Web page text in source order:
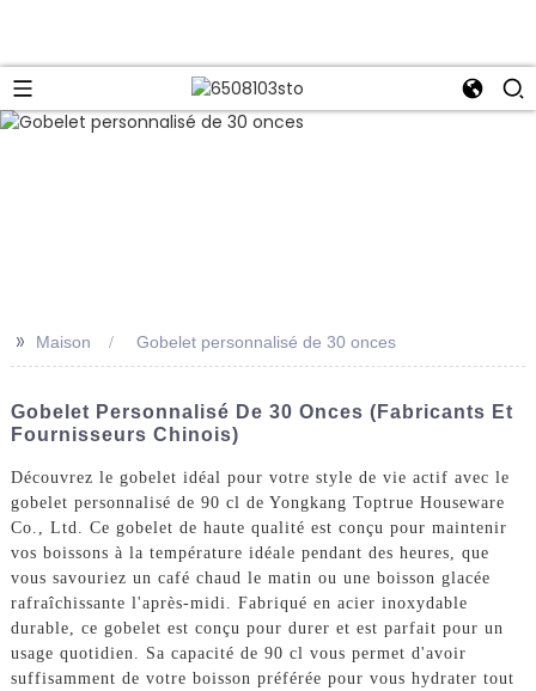
>> Maison Gobelet personnalisé de 30 onces
Gobelet Personnalisé De 30 Onces (fabricants Et
Fournisseurs Chinois)
Découvrez le gobelet idéal pour votre style de vie actif avec le
gobelet personnalisé de 90 cl de Yongkang Toptrue Houseware
Co., Ltd. Ce gobelet de haute qualité est conçu pour maintenir
vos boissons à la température idéale pendant des heures, que
vous savouriez un café chaud le matin ou une boisson glacée
rafraîchissante l'après-midi. Fabriqué en acier inoxydable
durable, ce gobelet est conçu pour durer et est parfait pour un
usage quotidien. Sa capacité de 90 cl vous permet d'avoir
suffisamment de votre boisson préférée pour vous hydrater tout